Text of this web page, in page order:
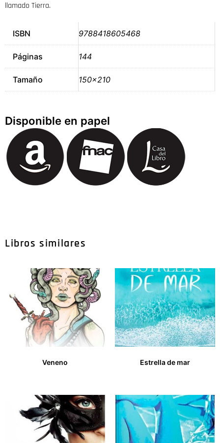
llamado Tierra.
ISBN 9788418605468
Páginas 144
Tamaño 150×210
Disponible en papel
Libros similares
Veneno
Estrella de mar